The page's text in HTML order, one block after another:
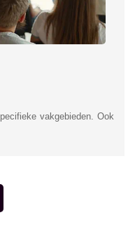
vakgebieden. Ook